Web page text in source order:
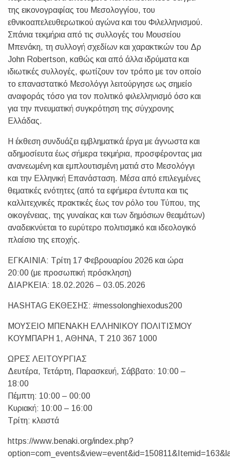
της εικονογραφίας του Μεσολογγίου, του
εθνικοαπελευθερωτικού αγώνα και του Φιλελληνισμού.
Σπάνια τεκμήρια από τις συλλογές του Μουσείου
Μπενάκη, τη συλλογή σχεδίων και χαρακτικών του Δρ
John Robertson, καθώς και από άλλα ιδρύματα και
ιδιωτικές συλλογές, φωτίζουν τον τρόπο με τον οποίο
το επαναστατικό Μεσολόγγι λειτούργησε ως σημείο
αναφοράς τόσο για τον πολιτικό φιλελληνισμό όσο και
για την πνευματική συγκρότηση της σύγχρονης
Ελλάδας.
Η έκθεση συνδυάζει εμβληματικά έργα με άγνωστα και
αδημοσίευτα έως σήμερα τεκμήρια, προσφέροντας μια
ανανεωμένη και εμπλουτισμένη ματιά στο Μεσολόγγι
και την Ελληνική Επανάσταση. Μέσα από επιλεγμένες
θεματικές ενότητες (από τα εφήμερα έντυπα και τις
καλλιτεχνικές πρακτικές έως τον ρόλο του Τύπου, της
οικογένειας, της γυναίκας και των δημόσιων θεαμάτων)
αναδεικνύεται το ευρύτερο πολιτισμικό και ιδεολογικό
πλαίσιο της εποχής.
ΕΓΚΑΙΝΙΑ: Τρίτη 17 Φεβρουαρίου 2026 και ώρα
20:00 (με προσωπική πρόσκληση)
ΔΙΑΡΚΕΙΑ: 18.02.2026 – 03.05.2026
HASHTAG ΕΚΘΕΣΗΣ: #messolonghiexodus200
ΜΟΥΣΕΙΟ ΜΠΕΝΑΚΗ ΕΛΛΗΝΙΚΟΥ ΠΟΛΙΤΙΣΜΟΥ
ΚΟΥΜΠΑΡΗ 1, ΑΘΗΝΑ, Τ 210 367 1000
ΩΡΕΣ ΛΕΙΤΟΥΡΓΙΑΣ
Δευτέρα, Τετάρτη, Παρασκευή, Σάββατο: 10:00 –
18:00
Πέμπτη: 10:00 – 00:00
Κυριακή: 10:00 – 16:00
Τρίτη: κλειστά
https://www.benaki.org/index.php?